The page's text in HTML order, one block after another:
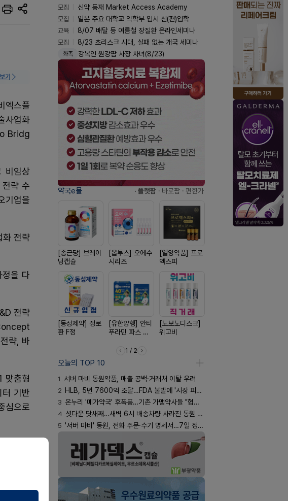
기
엑스플
사업화
Bridg
비임상
략 수
기업을
화 전략
을 다
전략
략, 바
맞춤형
기반
심으로
진입,
프로
술 개
모집
신약 등재 Market Access Academy
모집
일본 주요 대학교 약학부 입시 신(편)입학
교육
8/07 배탈 등 여름철 장질환 온라인세미나
모집
8/23 초리스크 시대, 실패 없는 개국 세미나
화촉 강복인 원강팜 사장 차녀(8/23)
약국e몰 · 플랫팜 · 바로팜 · 편한가
[종근당] 브레이
닝캡슐
[옵투스] 오에수
시리즈
[일양약품] 프로
엑스피
[동성제약] 정로
환 F정
[유한양행] 안티
푸라민 파스 시
[노보노디스크]
위고비
1 / 2
오늘의 TOP 10
1 서버 마비 동원약품, 매출 공백·거래처 이탈 우려
2 HLB, 5년 7600억 조달…FDA 불발에 '시장 피로감'
3 온누리 '메가약국' 후폭풍…기존 가맹약사들 "협의체 만들자"
4 셧다운 닷새째…새벽 6시 배송차량 사라진 동원 물류센터
5 '서버 마비' 동원, 전화 주문·수기 명세서…7일 정상화 되나